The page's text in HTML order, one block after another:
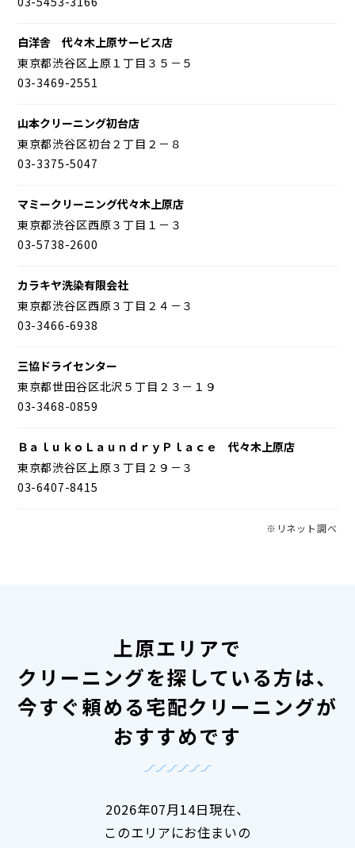
白洋舎 代々木上原サービス店
東京都渋谷区上原１丁目３５－５
03-3469-2551
山本クリーニング初台店
東京都渋谷区初台２丁目２－８
03-3375-5047
マミークリーニング代々木上原店
東京都渋谷区西原３丁目１－３
03-5738-2600
カラキヤ洗染有限会社
東京都渋谷区西原３丁目２４－３
03-3466-6938
三協ドライセンター
東京都世田谷区北沢５丁目２３－１９
03-3468-0859
ＢａｌｕｋｏＬａｕｎｄｒｙＰｌａｃｅ 代々木上原店
東京都渋谷区上原３丁目２９－３
03-6407-8415
※リネット調べ
上原エリアで
クリーニングを探している方は、
今すぐ頼める宅配クリーニングが
おすすめです
2026年07月14日現在、
このエリアにお住まいの